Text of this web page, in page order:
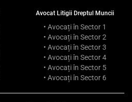
Avocat Litigii Dreptul Muncii
• Avocați în Sector 1
• Avocați în Sector 2
• Avocați în Sector 3
• Avocați în Sector 4
• Avocați în Sector 5
• Avocați în Sector 6